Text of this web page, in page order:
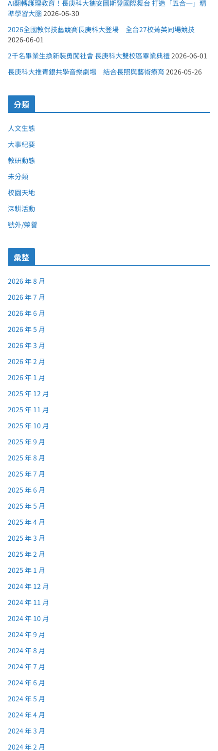
AI翻轉護理教育！長庚科大攜安圖斯登國際舞台 打造「五合一」精
準學習大腦 2026-06-30
2026全國教保技藝競賽長庚科大登場 全台27校菁英同場競技
2026-06-01
2千名畢業生換新裝勇闖社會 長庚科大雙校區畢業典禮2026-06-01
長庚科大推青銀共學音樂劇場 結合長照與藝術療育 2026-05-26
分類
人文生態
大事紀要
教研動態
未分類
校園天地
深耕活動
號外/榮譽
彙整
2026 年 8 月
2026 年 7 月
2026 年 6 月
2026 年 5 月
2026 年 3 月
2026 年 2 月
2026 年 1 月
2025 年 12 月
2025 年 11 月
2025 年 10 月
2025 年 9 月
2025 年 8 月
2025 年 7 月
2025 年 6 月
2025 年 5 月
2025 年 4 月
2025 年 3 月
2025 年 2 月
2025 年 1 月
2024 年 12 月
2024 年 11 月
2024 年 10 月
2024 年 9 月
2024 年 8 月
2024 年 7 月
2024 年 6 月
2024 年 5 月
2024 年 4 月
2024 年 3 月
2024 年 2 月